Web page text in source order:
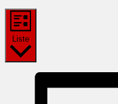
Liste